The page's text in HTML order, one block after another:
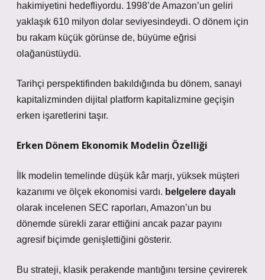
hakimiyetini hedefliyordu. 1998’de Amazon’un geliri
yaklaşık 610 milyon dolar seviyesindeydi. O dönem için
bu rakam küçük görünse de, büyüme eğrisi
olağanüstüydü.
Tarihçi perspektifinden bakıldığında bu dönem, sanayi
kapitalizminden dijital platform kapitalizmine geçişin
erken işaretlerini taşır.
Erken Dönem Ekonomik Modelin Özelliği
İlk modelin temelinde düşük kâr marjı, yüksek müşteri
kazanımı ve ölçek ekonomisi vardı. belgelere dayalı
olarak incelenen SEC raporları, Amazon’un bu
dönemde sürekli zarar ettiğini ancak pazar payını
agresif biçimde genişlettiğini gösterir.
Bu strateji, klasik perakende mantığını tersine çevirerek